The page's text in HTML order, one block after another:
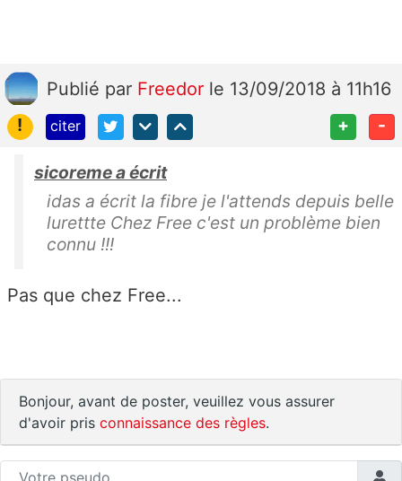
Publié par Freedor le 13/09/2018 à 11h16
!
citer + -
sicoreme a écrit
idas a écrit la fibre je l'attends depuis belle
lurettte Chez Free c'est un problème bien
connu !!!
Pas que chez Free...
Bonjour, avant de poster, veuillez vous assurer
d'avoir pris connaissance des règles.